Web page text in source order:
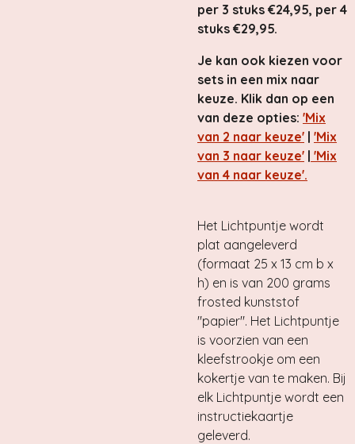
per 3 stuks €24,95, per 4
stuks €29,95.
Je kan ook kiezen voor
sets in een mix naar
keuze. Klik dan op een
van deze opties: 'Mix
van 2 naar keuze' | 'Mix
van 3 naar keuze' | 'Mix
van 4 naar keuze'.
Het Lichtpuntje wordt
plat aangeleverd
(formaat 25 x 13 cm b x
h) en is van 200 grams
frosted kunststof
"papier". Het Lichtpuntje
is voorzien van een
kleefstrookje om een
kokertje van te maken. Bij
elk Lichtpuntje wordt een
instructiekaartje
geleverd.